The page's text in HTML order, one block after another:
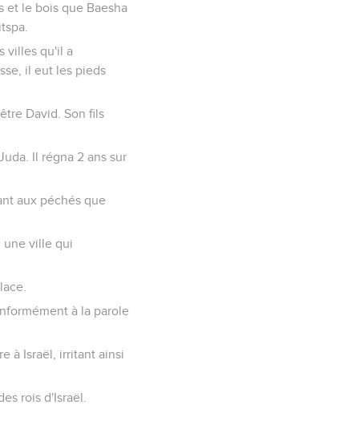
et le bois que Baesha
villes qu'il a
il eut les pieds
David. Son fils
Il régna 2 ans sur
aux péchés que
une ville qui
à la parole
à Israël, irritant ainsi
rois d'Israël.